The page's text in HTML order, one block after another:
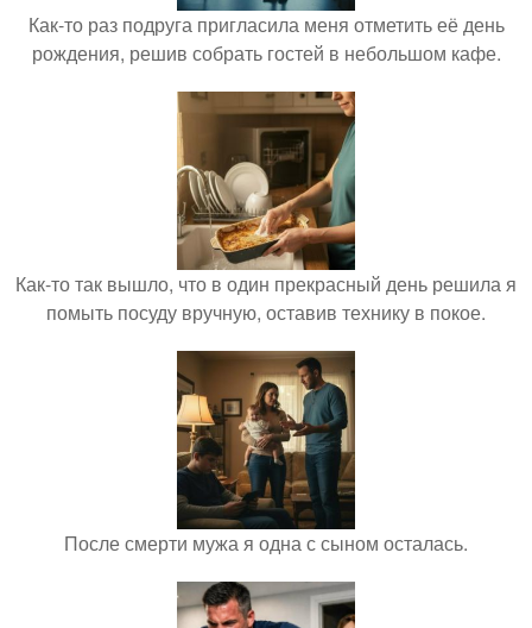
Как-то раз подруга пригласила меня отметить её день
рождения, решив собрать гостей в небольшом кафе.
Как-то так вышло, что в один прекрасный день решила я
помыть посуду вручную, оставив технику в покое.
После смерти мужа я одна с сыном осталась.